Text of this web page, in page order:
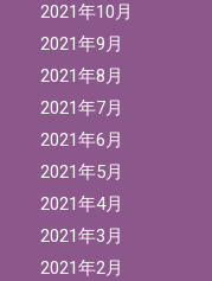
2021年10月
2021年9月
2021年8月
2021年7月
2021年6月
2021年5月
2021年4月
2021年3月
2021年2月